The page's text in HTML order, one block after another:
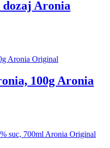
dozaj Aronia
100g Aronia